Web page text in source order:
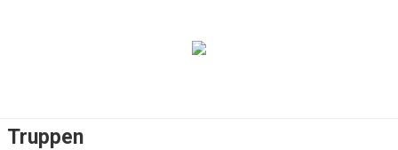
Truppen